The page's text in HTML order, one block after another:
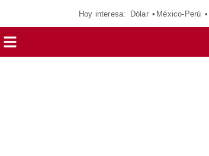
Hoy interesa: Dólar México-Perú